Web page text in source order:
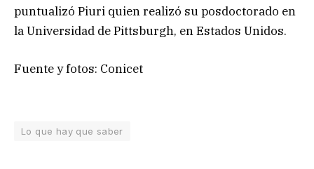
puntualizó Piuri quien realizó su posdoctorado en
la Universidad de Pittsburgh, en Estados Unidos.
Fuente y fotos: Conicet
Lo que hay que saber